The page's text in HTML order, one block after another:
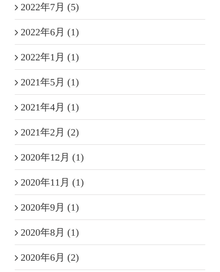
2022年7月 (5)
2022年6月 (1)
2022年1月 (1)
2021年5月 (1)
2021年4月 (1)
2021年2月 (2)
2020年12月 (1)
2020年11月 (1)
2020年9月 (1)
2020年8月 (1)
2020年6月 (2)